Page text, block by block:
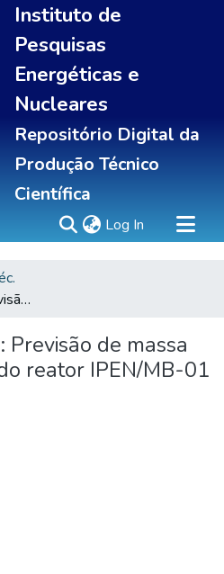
Instituto de
Pesquisas
Energéticas e
Nucleares
Repositório Digital da
Produção Técnico
Científica
Log In (current)
Comissionamento: Previsão de massa crítica do núcleo do reator IPEN/MB-01 tipo placa
Previsão de massa
reator IPEN/MB-01